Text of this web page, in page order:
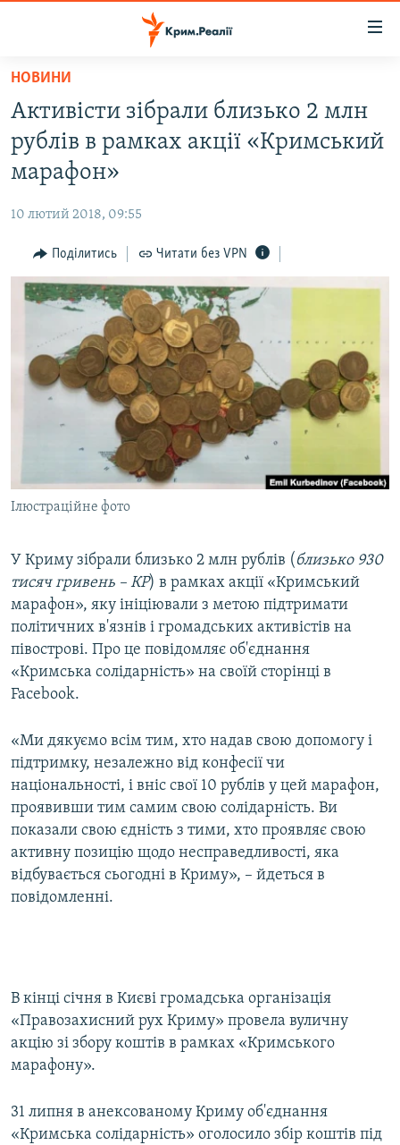
Перейти
основного
матеріалу
Перейти
до
основної
Перейти
до
пошуку
ВОДА.КРИМ
ВІДЕО ТА ФОТО
БЛОГИ
ПОГЛЯД
ІНТЕРВ'Ю
СПЕЦПРОЕКТИ
ДЕПОРТАЦІЯ
ВІДЕОУРОКИ «ELIFBE»
СВІДЧЕННЯ ОКУПАЦІЇ
УКРАЇНСЬКА ПРОБЛЕМА КРИМУ
ІНФОГРАФІКА
ЯК ОБІЙТИ БЛОКУВАННЯ
Русский
ДОЛУЧАЙСЯ!
Усі сайти RFE/RL
НОВИНИ
Активісти зібрали близько 2 млн
рублів в рамках акції «Кримський
марафон»
10 лютий 2018, 09:55
Поділитись Читати без VPN
Ілюстраційне фото
У Криму зібрали близько 2 млн рублів ( близько 930
тисяч гривень – КР) в рамках акції «Кримський
марафон», яку ініціювали з метою підтримати
політичних в'язнів і громадських активістів на
півострові. Про це повідомляє об'єднання
«Кримська солідарність» на своїй сторінці в
Facebook.
«Ми дякуємо всім тим, хто надав свою допомогу і
підтримку, незалежно від конфесії чи
національності, і вніс свої 10 рублів у цей марафон,
проявивши тим самим свою солідарність. Ви
показали свою єдність з тими, хто проявляє свою
активну позицію щодо несправедливості, яка
відбувається сьогодні в Криму», – йдеться в
повідомленні.
В кінці січня в Києві громадська організація
«Правозахисний рух Криму» провела вуличну
акцію зі збору коштів в рамках «Кримського
марафону».
31 липня в анексованому Криму об'єднання
«Кримська солідарність» оголосило збір коштів під